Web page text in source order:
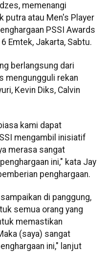
memenangi
putra atau Men's Player
PSSI Awards
Emtek, Jakarta, Sabtu.
berlangsung dari
mengungguli rekan
Kevin Diks, Calvin
kami dapat
mengambil inisiatif
merasa sangat
ini," kata Jay
penghargaan.
di panggung,
semua orang yang
memastikan
(saya) sangat
ini," lanjut